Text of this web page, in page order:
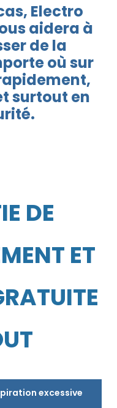
Electro
aidera à
de la
où sur
surtout en
DE
ET
excessive